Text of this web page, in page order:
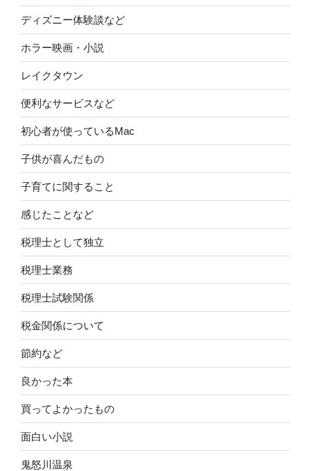
ディズニー体験談など
ホラー映画・小説
レイクタウン
便利なサービスなど
初心者が使っているMac
子供が喜んだもの
子育てに関すること
感じたことなど
税理士として独立
税理士業務
税理士試験関係
税金関係について
節約など
良かった本
買ってよかったもの
面白い小説
鬼怒川温泉